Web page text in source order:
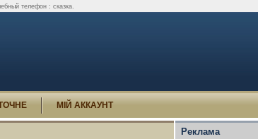
телефон : сказка.
МІЙ АККАУНТ
Реклама